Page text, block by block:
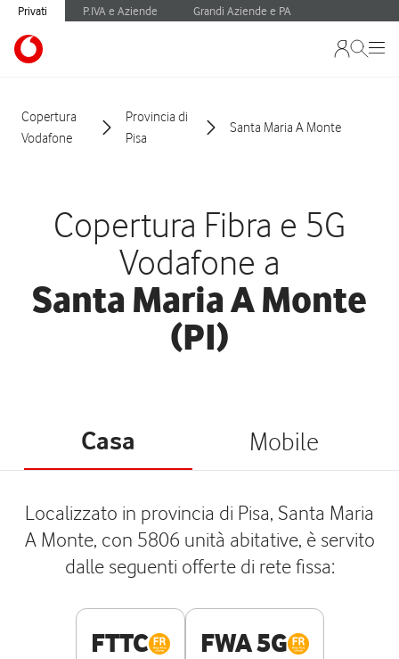
Privati P.IVA e Aziende Grandi Aziende e PA
Copertura
Vodafone
Provincia di
Pisa
Santa Maria A Monte
Copertura Fibra e 5G
Vodafone a
Santa Maria A Monte
(PI)
Casa Mobile
Localizzato in provincia di Pisa, Santa Maria
A Monte, con 5806 unità abitative, è servito
dalle seguenti offerte di rete fissa:
FTTC FWA 5G